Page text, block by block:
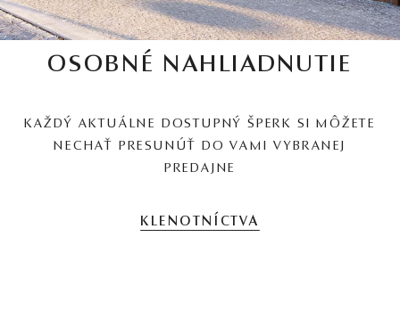
OSOBNÉ NAHLIADNUTIE
KAŽDÝ AKTUÁLNE DOSTUPNÝ ŠPERK SI MÔŽETE
NECHAŤ PRESUNÚŤ DO VAMI VYBRANEJ
PREDAJNE
KLENOTNÍCTVA